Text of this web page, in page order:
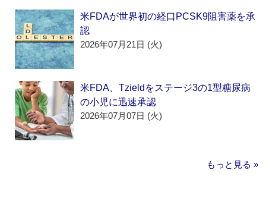
米FDAが世界初の経口PCSK9阻害薬を承
認
2026年07月21日 (火)
米FDA、Tzieldをステージ3の1型糖尿病
の小児に迅速承認
2026年07月07日 (火)
もっと見る »